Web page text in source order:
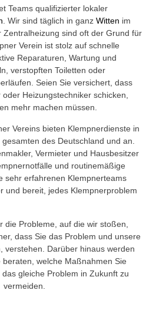
Teams qualifizierter lokaler
. Wir sind täglich in ganzWitten im
Zentralheizung sind oft der Grund für
Verein ist stolz auf schnelle
Reparaturen, Wartung und
verstopften Toiletten oder
Seien Sie versichert, dass
Heizungstechniker schicken,
mehr machen müssen.
Vereins bieten Klempnerdienste in
des Deutschland und an.
Vermieter und Hausbesitzer
und routinemäßige
sehr erfahrenen Klempnerteams
und bereit, jedes Klempnerproblem
die Probleme, auf die wir stoßen,
dass Sie das Problem und unsere
verstehen. Darüber hinaus werden
beraten, welche Maßnahmen Sie
gleiche Problem in Zukunft zu
vermeiden.